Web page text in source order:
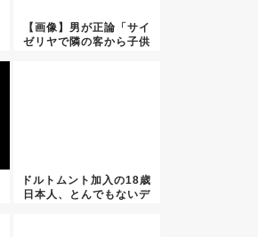
【画像】男が正論「サイ
ゼリヤで隣の客から子供
ドルトムント加入の18歳
日本人、とんでもないデ